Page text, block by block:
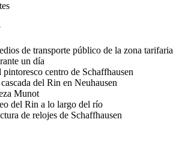
de transporte público de la zona tarifaria
un día
centro de Schaffhausen
del Rin en Neuhausen
Munot
del Rin a lo largo del río
de relojes de Schaffhausen